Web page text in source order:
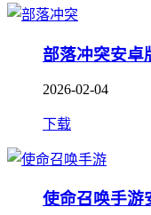
部落冲突安卓
2026-02-04
下载
使命召唤手游